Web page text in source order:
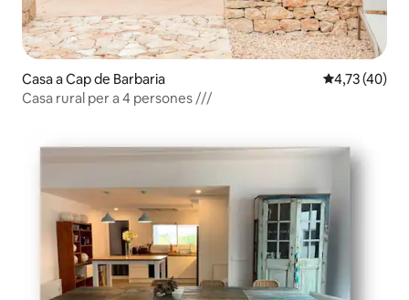
Casa a Cap de Barbaria 4,73 de
4,73 (40)
Casa rural per a 4 persones ///